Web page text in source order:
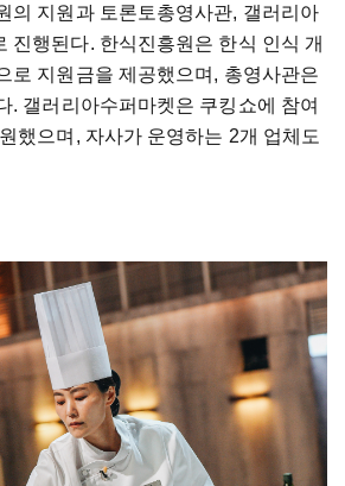
의 지원과 토론토총영사관, 갤러리아
진행된다. 한식진흥원은 한식 인식 개
로 지원금을 제공했으며, 총영사관은
. 갤러리아수퍼마켓은 쿠킹쇼에 참여
했으며, 자사가 운영하는 2개 업체도